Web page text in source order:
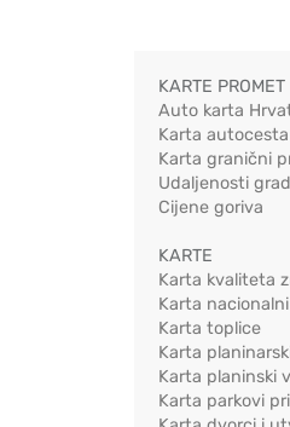
KARTE PROMET
Auto karta
Karta autocesta
Karta granični
Udaljenosti
Cijene goriva
KARTE
Karta kvaliteta
Karta
Karta toplice
Karta
Karta planinski
Karta parkovi